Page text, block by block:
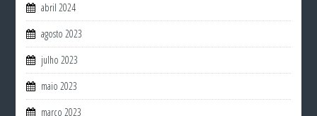
abril 2024
agosto 2023
julho 2023
maio 2023
março 2023